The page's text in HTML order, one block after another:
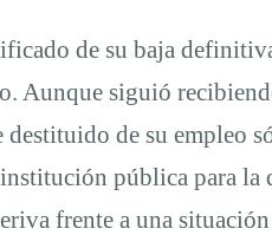
de su baja
Aunque siguió
de su empleo
pública para la
frente a una